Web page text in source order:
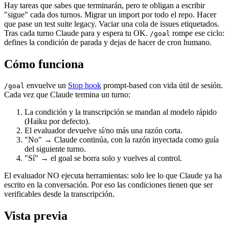
Hay tareas que sabes que terminarán, pero te obligan a escribir
"sigue" cada dos turnos. Migrar un import por todo el repo. Hacer
que pase un test suite legacy. Vaciar una cola de issues etiquetados.
Tras cada turno Claude para y espera tu OK. /goal rompe ese ciclo:
defines la condición de parada y dejas de hacer de cron humano.
Cómo funciona
/goal envuelve un Stop hook prompt-based con vida útil de sesión.
Cada vez que Claude termina un turno:
La condición y la transcripción se mandan al modelo rápido
(Haiku por defecto).
El evaluador devuelve sí/no más una razón corta.
"No" → Claude continúa, con la razón inyectada como guía
del siguiente turno.
"Sí" → el goal se borra solo y vuelves al control.
El evaluador NO ejecuta herramientas: solo lee lo que Claude ya ha
escrito en la conversación. Por eso las condiciones tienen que ser
verificables desde la transcripción.
Vista previa